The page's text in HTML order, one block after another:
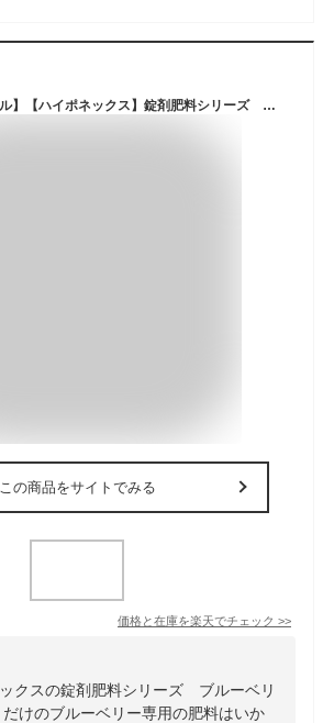
【最大半額！令和セール】【ハイポネックス】錠剤肥料シリーズ ブルーベリー用 30錠入り 鉢の上に置くだけのブルーベリー専用の肥料 ( 4977517148012 )
この商品をサイトでみる
価格と在庫を楽天でチェック >>
クスの錠剤肥料シリーズ ブルーベリ
けのブルーベリー専用の肥料はいか